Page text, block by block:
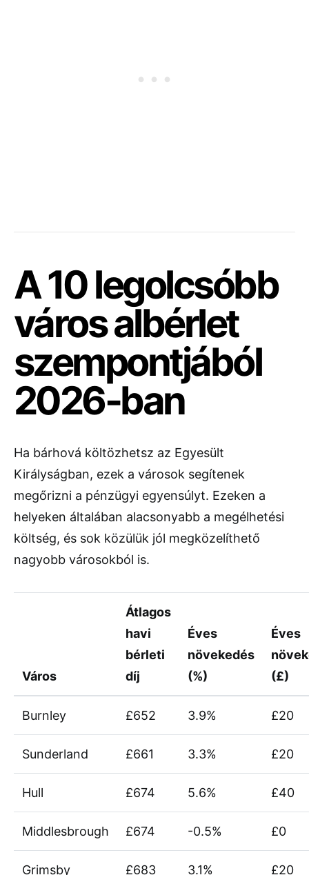
A 10 legolcsóbb
város albérlet
szempontjából
2026-ban
Ha bárhová költözhetsz az Egyesült
Királyságban, ezek a városok segítenek
megőrizni a pénzügyi egyensúlyt. Ezeken a
helyeken általában alacsonyabb a megélhetési
költség, és sok közülük jól megközelíthető
nagyobb városokból is.
Város
Átlagos
havi
bérleti
díj
Éves
növekedés
(%)
Éves
(£)
Burnley £652 3.9% £20
Sunderland £661 3.3% £20
Hull £674 5.6% £40
Middlesbrough £674 -0.5% £0
Grimsby £683 3.1% £20